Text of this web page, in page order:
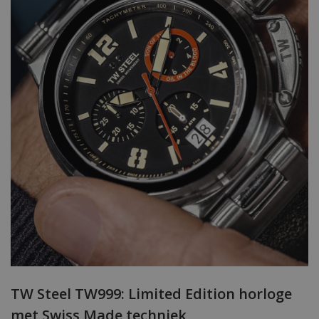
TW Steel TW999: Limited Edition horloge
met Swiss Made techniek